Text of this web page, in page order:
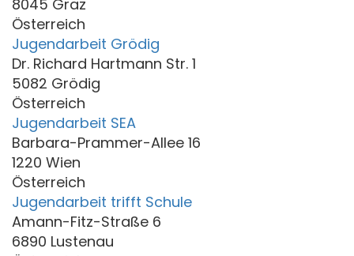
8045 Graz
Österreich
Jugendarbeit Grödig
Dr. Richard Hartmann Str. 1
5082 Grödig
Österreich
Jugendarbeit SEA
Barbara-Prammer-Allee 16
1220 Wien
Österreich
Jugendarbeit trifft Schule
Amann-Fitz-Straße 6
6890 Lustenau